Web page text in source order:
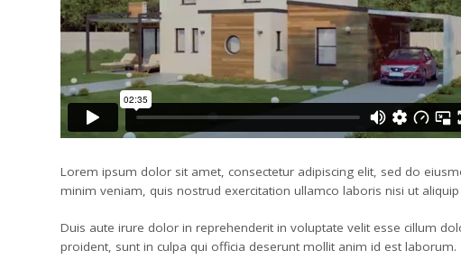
Lorem ipsum dolor sit amet, consectetur adipiscing elit, sed do
minim veniam, quis nostrud exercitation ullamco laboris nisi ut
Duis aute irure dolor in reprehenderit in voluptate velit esse cillum
proident, sunt in culpa qui officia deserunt mollit anim id est laborum.